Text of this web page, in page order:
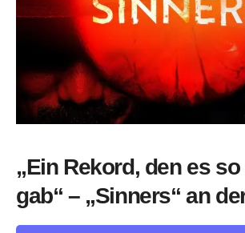
„Ein Rekord, den es
gab“ – „Sinners“ an